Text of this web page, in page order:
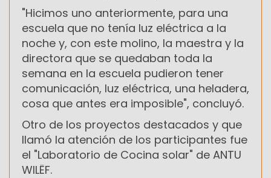
"Hicimos uno anteriormente, para una
escuela que no tenía luz eléctrica a la
noche y, con este molino, la maestra y la
directora que se quedaban toda la
semana en la escuela pudieron tener
comunicación, luz eléctrica, una heladera,
cosa que antes era imposible", concluyó.
Otro de los proyectos destacados y que
llamó la atención de los participantes fue
el "Laboratorio de Cocina solar" de ANTU
WILËF.